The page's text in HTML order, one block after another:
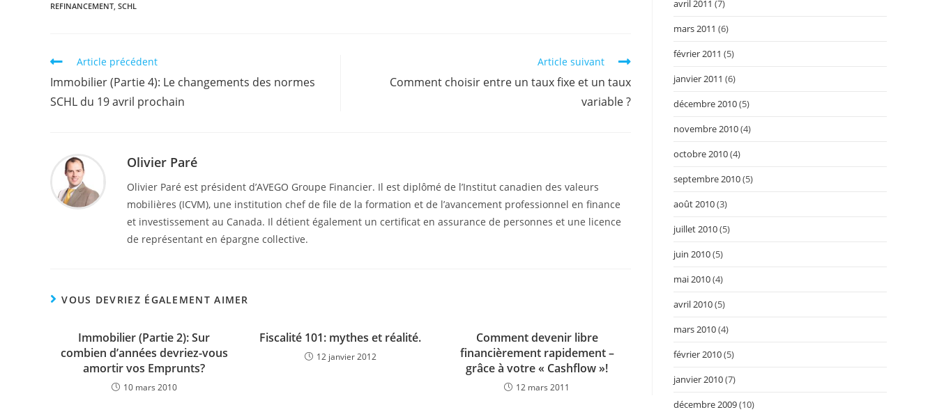
REFINANCEMENT, SCHL
Read
articles
Article précédent
Immobilier (Partie 4): Le changements des normes
SCHL du 19 avril prochain
Article suivant
Comment choisir entre un taux fixe et un taux
variable ?
Olivier Paré
Olivier Paré est président d’AVEGO Groupe Financier. Il est diplômé de l’Institut canadien des valeurs
mobilières (ICVM), une institution chef de file de la formation et de l’avancement professionnel en finance
et investissement au Canada. Il détient également un certificat en assurance de personnes et une licence
de représentant en épargne collective.
VOUS DEVRIEZ ÉGALEMENT AIMER
Immobilier (Partie 2): Sur
combien d’années devriez-vous
amortir vos Emprunts?
10 mars 2010
Fiscalité 101: mythes et réalité.
12 janvier 2012
Comment devenir libre
financièrement rapidement –
grâce à votre « Cashflow »!
12 mars 2011
avril 2011 (7)
mars 2011 (6)
février 2011 (5)
janvier 2011 (6)
décembre 2010(5)
novembre 2010(4)
octobre 2010(4)
septembre 2010(5)
août 2010(3)
juillet 2010(5)
juin 2010(5)
mai 2010(4)
avril 2010(5)
mars 2010(4)
février 2010(5)
janvier 2010(7)
décembre 2009(10)